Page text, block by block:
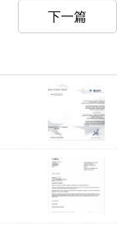
下一篇